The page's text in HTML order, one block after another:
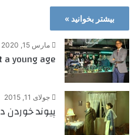
بیشتر بخوانید »
مارس 15, 2020
young age
جولای 11, 2015
پیوند